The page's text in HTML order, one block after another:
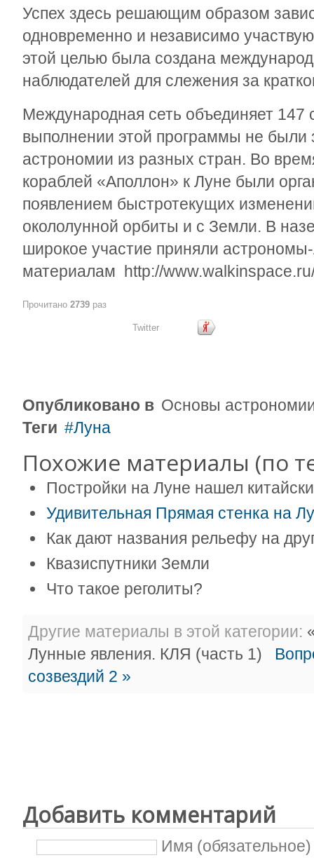
Успех здесь решающим образом
одновременно и независимо
этой целью была создана
наблюдателей для слежения за
Международная сеть объединяет 147
выполнении этой программы не
астрономии из разных стран. Во
кораблей «Аполлон» к Луне были
появлением быстротекущих
окололунной орбиты и с Земли. В
широкое участие приняли
материалам http://
Прочитано 2739 раз
Twitter
Опубликовано в Основы
Теги
Луна
Похожие материалы (по
Постройки на Луне нашел
Удивительная Прямая стенка на
Как дают названия рельефу на
Квазиспутники Земли
Что такое реголиты?
Другие материалы в этой категории:
Лунные явления. КЛЯ (часть 1)
созвездий 2 »
Добавить комментарий
Имя (обязательное)